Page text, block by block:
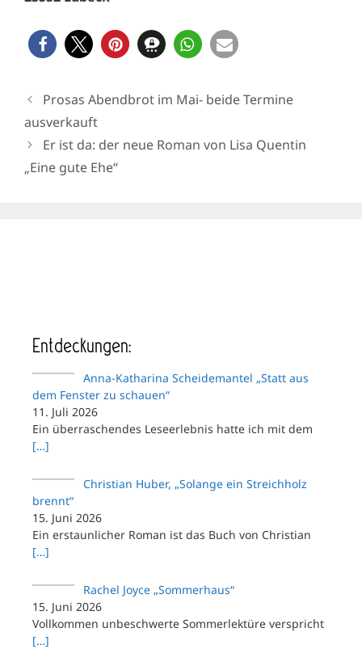
Prosas Abendbrot im Mai- beide Termine
ausverkauft
Er ist da: der neue Roman von Lisa Quentin
„Eine gute Ehe“
Entdeckungen:
Anna-Katharina Scheidemantel „Statt aus
dem Fenster zu schauen“
11. Juli 2026
Ein überraschendes Leseerlebnis hatte ich mit dem
[…]
Christian Huber, „Solange ein Streichholz
brennt“
15. Juni 2026
Ein erstaunlicher Roman ist das Buch von Christian
[…]
Rachel Joyce „Sommerhaus“
15. Juni 2026
Vollkommen unbeschwerte Sommerlektüre verspricht
[…]